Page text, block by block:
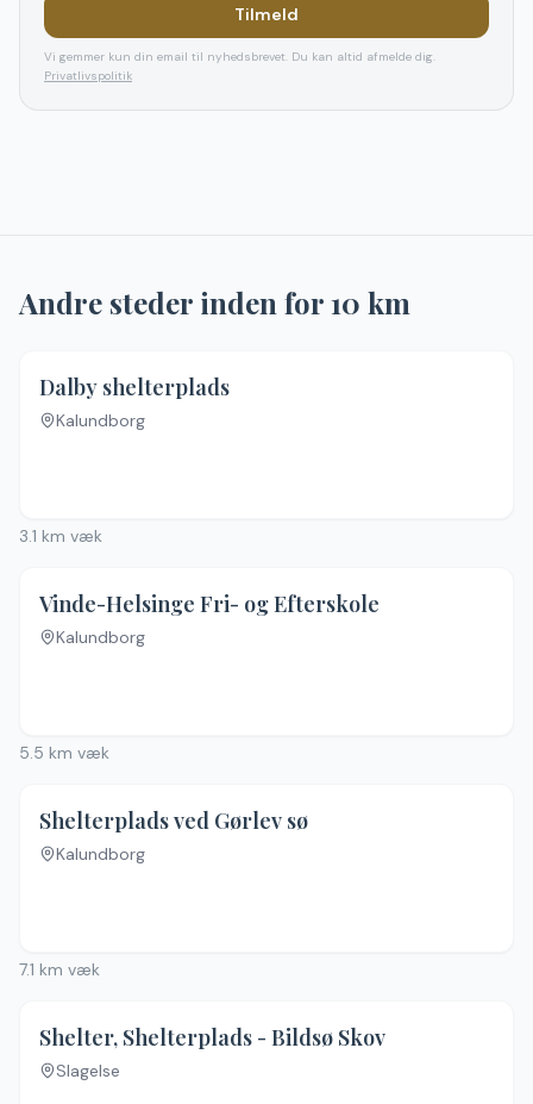
Tilmeld
Vi gemmer kun din email til nyhedsbrevet. Du kan altid afmelde dig.
Privatlivspolitik
Andre steder inden for10 km
Dalby shelterplads
Kalundborg
3.1 km væk
Vinde-Helsinge Fri- og Efterskole
Kalundborg
5.5 km væk
Shelterplads ved Gørlev sø
Kalundborg
7.1 km væk
Shelter, Shelterplads - Bildsø Skov
Slagelse